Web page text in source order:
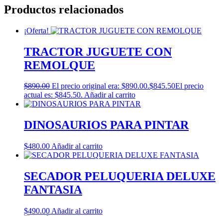
Productos relacionados
¡Oferta!
TRACTOR JUGUETE CON
REMOLQUE
$890.00 El precio original era: $890.00.$845.50El precio
actual es: $845.50. Añadir al carrito
DINOSAURIOS PARA PINTAR
$480.00 Añadir al carrito
SECADOR PELUQUERIA DELUXE
FANTASIA
$490.00 Añadir al carrito